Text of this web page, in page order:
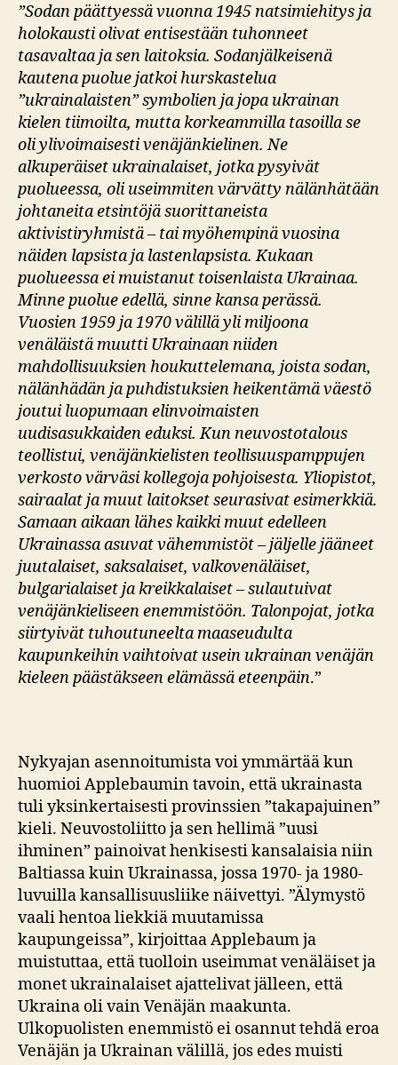
”Sodan päättyessä vuonna 1945 natsimiehitys ja
holokausti olivat entisestään tuhonneet
tasavaltaa ja sen laitoksia. Sodanjälkeisenä
kautena puolue jatkoi hurskastelua
”ukrainalaisten” symbolien ja jopa ukrainan
kielen tiimoilta, mutta korkeammilla tasoilla se
oli ylivoimaisesti venäjänkielinen. Ne
alkuperäiset ukrainalaiset, jotka pysyivät
puolueessa, oli useimmiten värvätty nälänhätään
johtaneita etsintöjä suorittaneista
aktivistiryhmistä – tai myöhempinä vuosina
näiden lapsista ja lastenlapsista. Kukaan
puolueessa ei muistanut toisenlaista Ukrainaa.
Minne puolue edellä, sinne kansa perässä.
Vuosien 1959 ja 1970 välillä yli miljoona
venäläistä muutti Ukrainaan niiden
mahdollisuuksien houkuttelemana, joista sodan,
nälänhädän ja puhdistuksien heikentämä väestö
joutui luopumaan elinvoimaisten
uudisasukkaiden eduksi. Kun neuvostotalous
teollistui, venäjänkielisten teollisuuspamppujen
verkosto värväsi kollegoja pohjoisesta. Yliopistot,
sairaalat ja muut laitokset seurasivat esimerkkiä.
Samaan aikaan lähes kaikki muut edelleen
Ukrainassa asuvat vähemmistöt – jäljelle jääneet
juutalaiset, saksalaiset, valkovenäläiset,
bulgarialaiset ja kreikkalaiset – sulautuivat
venäjänkieliseen enemmistöön. Talonpojat, jotka
siirtyivät tuhoutuneelta maaseudulta
kaupunkeihin vaihtoivat usein ukrainan venäjän
kieleen päästäkseen elämässä eteenpäin.”
Nykyajan asennoitumista voi ymmärtää kun
huomioi Applebaumin tavoin, että ukrainasta
tuli yksinkertaisesti provinssien ”takapajuinen”
kieli. Neuvostoliitto ja sen hellimä ”uusi
ihminen” painoivat henkisesti kansalaisia niin
Baltiassa kuin Ukrainassa, jossa 1970- ja 1980-
luvuilla kansallisuusliike näivettyi. ”Älymystö
vaali hentoa liekkiä muutamissa
kaupungeissa”, kirjoittaa Applebaum ja
muistuttaa, että tuolloin useimmat venäläiset ja
monet ukrainalaiset ajattelivat jälleen, että
Ukraina oli vain Venäjän maakunta.
Ulkopuolisten enemmistö ei osannut tehdä eroa
Venäjän ja Ukrainan välillä, jos edes muisti